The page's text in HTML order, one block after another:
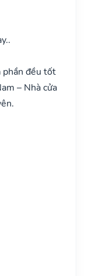
phần đều tốt
– Nhà cửa